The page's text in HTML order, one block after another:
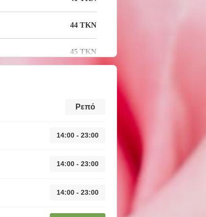
44 TKN
45 TKN
Ρεπό
14:00 - 23:00
14:00 - 23:00
14:00 - 23:00